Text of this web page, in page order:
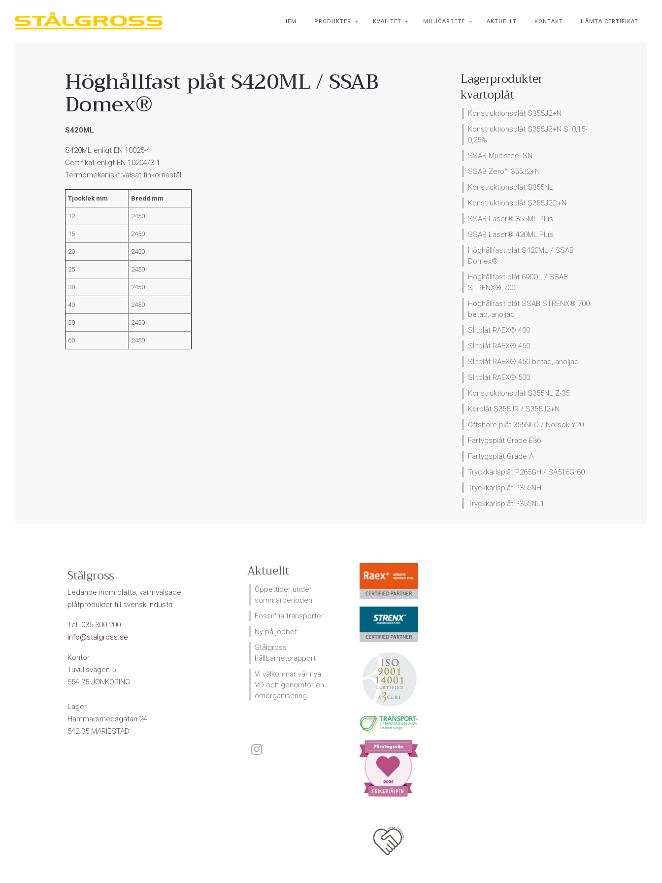
HEM PRODUKTER KVALITET MILJÖARBETE AKTUELLT KONTAKT HÄMTA CERTIFIKAT
Lagerprodukter
kvartoplåt
Konstruktionsplåt S355J2+N
Konstruktionsplåt S355J2+N Si 0,15-
0,25%
SSAB Multisteel SN
SSAB Zero™ 355J2+N
Konstruktionsplåt S355NL
Konstruktionsplåt S355J2C+N
SSAB Laser® 355ML Plus
SSAB Laser® 420ML Plus
Höghållfast plåt S420ML / SSAB
Domex®
Höghållfast plåt 690QL / SSAB
STRENX® 700
Höghållfast plåt SSAB STRENX® 700
betad, anoljad
Slitplåt RAEX® 400
Slitplåt RAEX® 450
Slitplåt RAEX® 450 betad, anoljad
Slitplåt RAEX® 500
Konstruktionsplåt S355NL Z-35
Körplåt S355JR / S355J2+N
Offshore plåt 355NLO / Norsok Y20
Fartygsplåt Grade E36
Fartygsplåt Grade A
Tryckkärlsplåt P265GH / SA516Gr60
Tryckkärlsplåt P355NH
Tryckkärlsplåt P355NL1
Höghållfast plåt S420ML / SSAB
Domex®
S420ML
S420ML enligt EN 10025-4
Certifikat enligt EN 10204/3.1
Termomekaniskt valsat finkornsstål
Tjocklek mm Bredd mm
12 2450
15 2450
20 2450
25 2450
30 2450
40 2450
50 2450
60 2450
Stålgross
Ledande inom platta, varmvalsade
plåtprodukter till svensk industri.
Tel. 036-300 200
info@stalgross.se
Kontor
Tuvullsvägen 5
554 75 JÖNKÖPING
Lager
Hammarsmedsgatan 24
542 35 MARIESTAD
Aktuellt
Öppettider under
sommarperioden
Fossilfria transporter
Ny på jobbet
Stålgross
hållbarhetsrapport
Vi välkomnar vår nya
VD och genomför en
omorganisering